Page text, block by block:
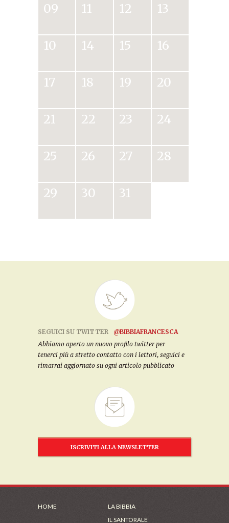
09 11 12 13
10 14 15 16
17 18 19 20
21 22 23 24
25 26 27 28
29 30 31
SEGUICI SU TWITTER
@BIBBIAFRANCESCA
Abbiamo aperto un nuovo profilo twitter per
tenerci più a stretto contatto con i lettori, seguici e
rimarrai aggiornato su ogni articolo pubblicato
ISCRIVITI ALLA NEWSLETTER
HOME
LA BIBBIA
IL SANTORALE